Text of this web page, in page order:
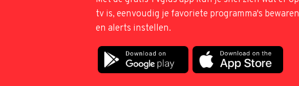
tv is, eenvoudig je favoriete programma's bewaren
en alerts instellen.